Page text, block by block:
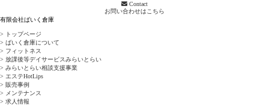
Contact
お問い合わせはこちら
有限会社ばいく倉庫
> トップページ
> ばいく倉庫について
> フィットネス
> 放課後等デイサービスみらいとらい
> みらいとらい相談支援事業
> エステHotLips
> 販売事例
> メンテナンス
> 求人情報